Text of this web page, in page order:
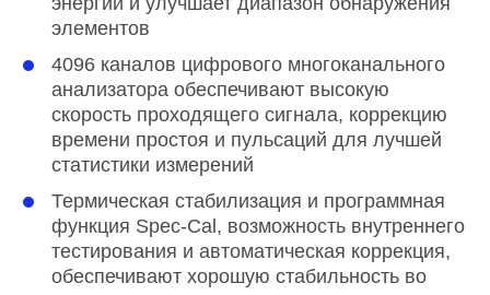
элементов
4096 каналов цифрового многоканального
анализатора обеспечивают высокую
скорость проходящего сигнала, коррекцию
времени простоя и пульсаций для лучшей
статистики измерений
Термическая стабилизация и программная
функция Spec-Cal, возможность внутреннего
тестирования и автоматическая коррекция,
обеспечивают хорошую стабильность во